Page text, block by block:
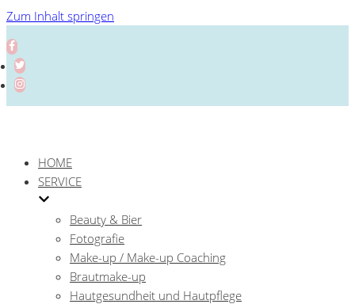
Zum Inhalt springen
HOME
SERVICE
Beauty & Bier
Fotografie
Make-up / Make-up Coaching
Brautmake-up
Hautgesundheit und Hautpflege